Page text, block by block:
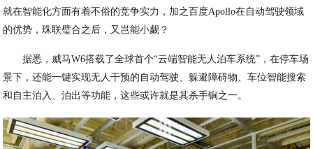
就在智能化方面有着不俗的竞争实力，加之百度Apollo在自动驾驶领域
的优势，珠联璧合之后，又岂能小觑？
据悉，威马W6搭载了全球首个“云端智能无人泊车系统”，在停车场
景下，还能一键实现无人干预的自动驾驶、躲避障碍物、车位智能搜索
和自主泊入、泊出等功能，这些或许就是其杀手锏之一。